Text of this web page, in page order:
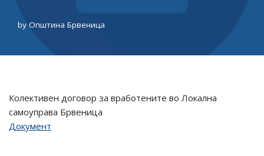
by Општина Брвеница
Колективен договор за вработените во Локална
самоуправа Брвеница
Документ